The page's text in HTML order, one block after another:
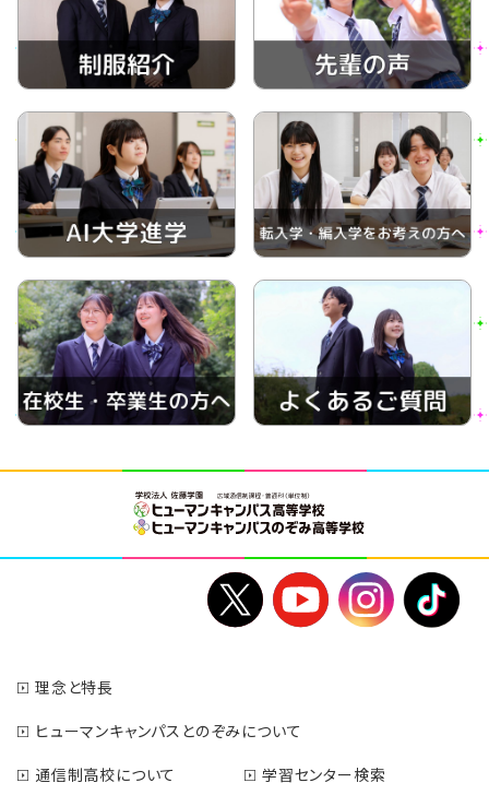
理念と特長
ヒューマンキャンパスとのぞみについて
通信制高校について
学習センター検索